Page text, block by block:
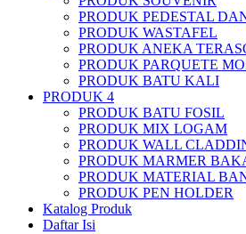
PRODUK PEDESTAL
PRODUK WASTAFEL
PRODUK ANEKA
PRODUK PARQUETE
PRODUK BATU KALI
PRODUK 4
PRODUK BATU FOSIL
PRODUK MIX LOGAM
PRODUK WALL
PRODUK MARMER
PRODUK MATERIAL
PRODUK PEN HOLDER
Katalog Produk
Daftar Isi